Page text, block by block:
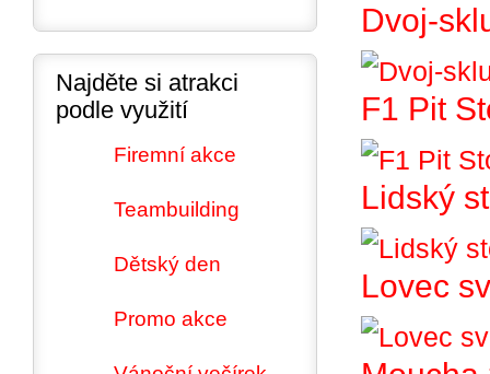
Dvoj-
F1 Pit
Lidský
Lovec
Najděte si atrakci
podle využití
Firemní akce
Teambuilding
Dětský den
Promo akce